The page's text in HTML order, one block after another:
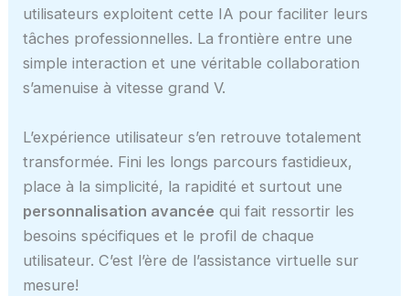
utilisateurs exploitent cette IA pour faciliter leurs
tâches professionnelles. La frontière entre une
simple interaction et une véritable collaboration
s’amenuise à vitesse grand V.
L’expérience utilisateur s’en retrouve totalement
transformée. Fini les longs parcours fastidieux,
place à la simplicité, la rapidité et surtout une
personnalisation avancée qui fait ressortir les
besoins spécifiques et le profil de chaque
utilisateur. C’est l’ère de l’assistance virtuelle sur
mesure!